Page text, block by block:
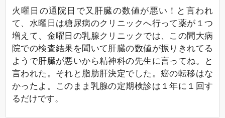
火曜日の通院日で又肝臓の数値が悪い！と言われ
て、水曜日は糖尿病のクリニックへ行って薬が１つ
増えて、金曜日の乳腺クリニックでは、この間大病
院での検査結果を聞いて肝臓の数値が振りきれてる
ようで肝臓が悪いから精神科の先生に言ってね。と
言われた。それと脂肪肝決定でした。癌の転移はな
かったよ。このまま乳腺の定期検診は１年に１回す
るだけです。